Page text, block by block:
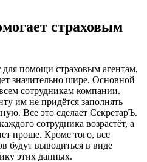
страховым
помощи страховым агентам,
значительно шире. Основной
сотрудникам компании.
им не придётся заполнять
Все это сделает СекретарЪ.
сотрудника возрастёт, а
проще. Кроме того, все
будут выводиться в виде
этих данных.